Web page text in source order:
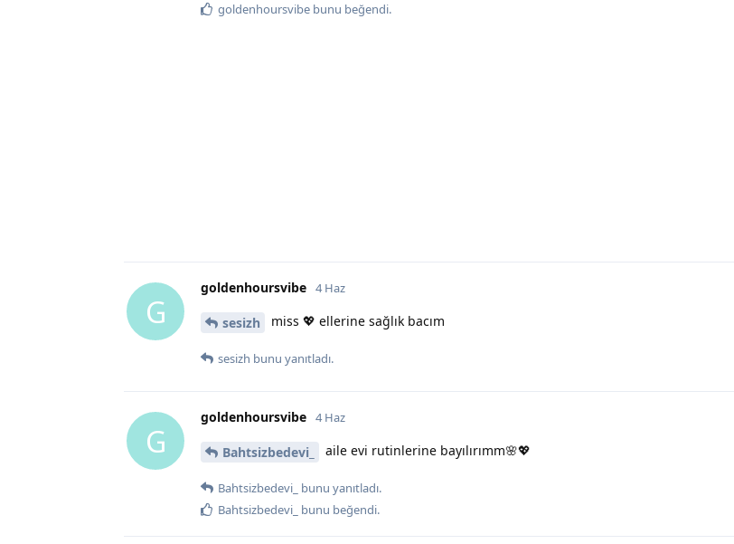
goldenhoursvibe bunu beğendi.
G
goldenhoursvibe 4 Haz
sesizh miss 💖 ellerine sağlık bacım
sesizh bunu yanıtladı.
G
goldenhoursvibe 4 Haz
Bahtsizbedevi_ aile evi rutinlerine bayılırımm🌸💖
Bahtsizbedevi_ bunu yanıtladı.
Bahtsizbedevi_ bunu beğendi.